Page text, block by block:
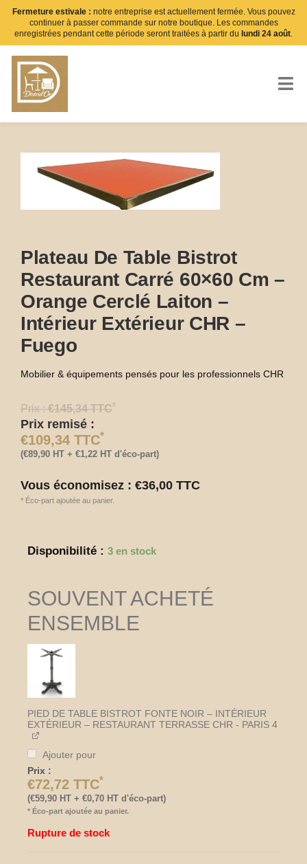
Fermeture estivale : notre entreprise est actuellement fermée. Vous pouvez
continuer à passer commande sur notre boutique. Les commandes
enregistrées pendant cette période seront traitées à partir du lundi 24 août.
Aller
Plateau De Table Bistrot
Restaurant Carré 60×60 Cm –
Orange Cerclé Laiton –
Intérieur Extérieur CHR –
Fuego
Mobilier & équipements pensés pour les professionnels CHR
Prix :€145,34TTC*
Prix remisé :
€109,34 TTC*
(€89,90 HT + €1,22 HT d'éco-part)
Vous économisez : €36,00 TTC
* Éco-part ajoutée au panier.
Disponibilité : 3 en stock
SOUVENT ACHETÉ
ENSEMBLE
PIED DE TABLE BISTROT FONTE NOIR – INTÉRIEUR
EXTÉRIEUR – RESTAURANT TERRASSE CHR - PARIS 4
Ajouter pour
Prix :
€72,72 TTC*
(€59,90 HT + €0,70 HT d'éco-part)
* Éco-part ajoutée au panier.
Rupture de stock
quantité
table
bistrot
restaurant
carré
60×60
orange
cerclé
laiton
Intérieur
extérieur
CHR
–
Fuego